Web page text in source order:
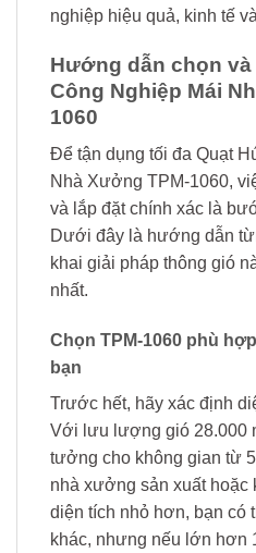
nghiệp hiệu quả, kinh tế
Hướng dẫn chọn và
Công Nghiệp Mái
1060
Để tận dụng tối đa Quạt
Nhà Xưởng TPM-1060,
và lắp đặt chính xác là
Dưới đây là hướng dẫn
khai giải pháp thông gió
nhất.
Chọn TPM-1060 phù
bạn
Trước hết, hãy xác định
Với lưu lượng gió 28.000
tưởng cho không gian từ
nhà xưởng sản xuất
diện tích nhỏ hơn, bạn có
khác, nhưng nếu lớn hơn